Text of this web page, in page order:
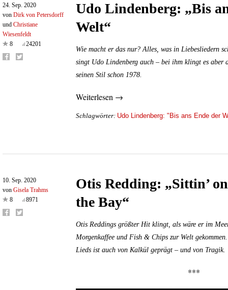
24. Sep. 2020
von Dirk von Petersdorff
und Christiane
Wiesenfeldt
8
24201
Udo Lindenberg: „Bis
Welt“
Wie macht er das nur? Alles, was in Liebesliedern
singt Udo Lindenberg auch – bei ihm klingt es aber
seinen Stil schon 1978.
Weiterlesen →
Schlagwörter: Udo Lindenberg: "Bis ans Ende der
10. Sep. 2020
von Gisela Trahms
8
8971
Otis Redding: „Sittin’
the Bay“
Otis Reddings größter Hit klingt, als wäre er im
Morgenkaffee und Fish & Chips zur Welt
Lieds ist auch von Kalkül geprägt – und von Tragik.
***